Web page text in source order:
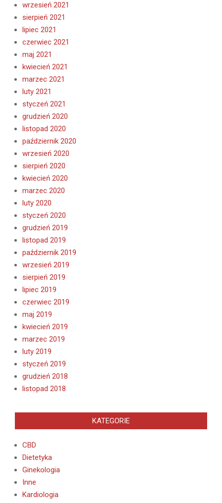
wrzesień 2021
sierpień 2021
lipiec 2021
czerwiec 2021
maj 2021
kwiecień 2021
marzec 2021
luty 2021
styczeń 2021
grudzień 2020
listopad 2020
październik 2020
wrzesień 2020
sierpień 2020
kwiecień 2020
marzec 2020
luty 2020
styczeń 2020
grudzień 2019
listopad 2019
październik 2019
wrzesień 2019
sierpień 2019
lipiec 2019
czerwiec 2019
maj 2019
kwiecień 2019
marzec 2019
luty 2019
styczeń 2019
grudzień 2018
listopad 2018
KATEGORIE
CBD
Dietetyka
Ginekologia
Inne
Kardiologia